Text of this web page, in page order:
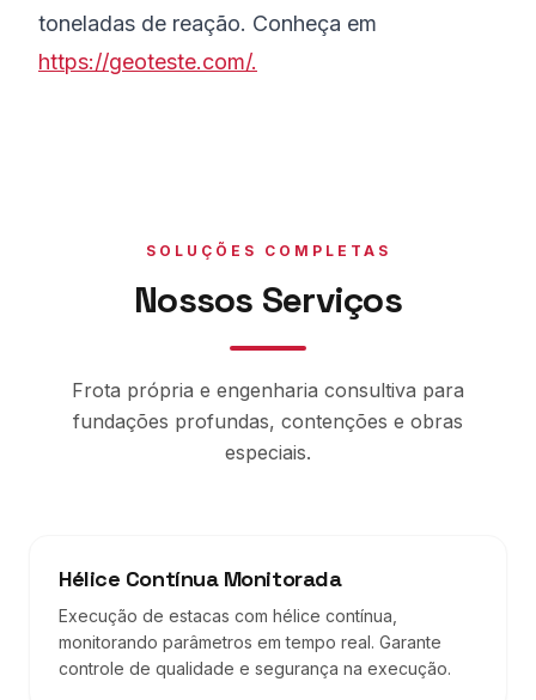
toneladas de reação. Conheça em
https://geoteste.com/.
SOLUÇÕES COMPLETAS
Nossos Serviços
Frota própria e engenharia consultiva para
fundações profundas, contenções e obras
especiais.
Hélice Contínua Monitorada
Execução de estacas com hélice contínua,
monitorando parâmetros em tempo real. Garante
controle de qualidade e segurança na execução.